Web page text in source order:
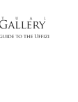
Accueil